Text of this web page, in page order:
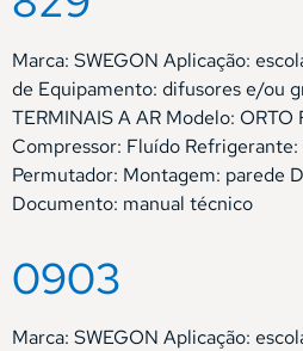
Marca: SWEGON Aplicação:
de Equipamento: difusores e/ou
TERMINAIS A AR Modelo: ORTO
Compressor: Fluído
Permutador: Montagem: parede
Documento: manual técnico
0903
Marca: SWEGON Aplicação: